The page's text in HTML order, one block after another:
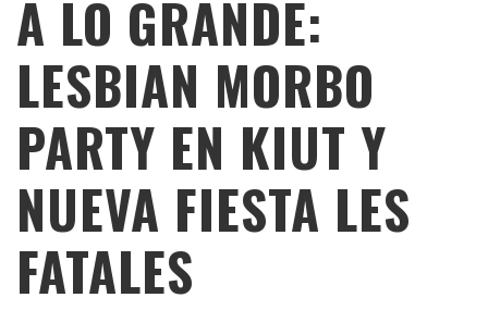
A LO GRANDE:
LESBIAN MORBO
PARTY EN KIUT Y
NUEVA FIESTA LES
FATALES